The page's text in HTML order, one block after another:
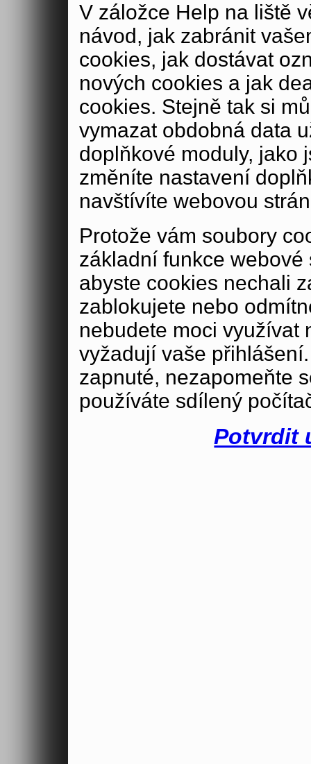
V záložce Help na liště
návod, jak zabránit
cookies, jak dostávat
nových cookies a jak
cookies. Stejně tak si
vymazat obdobná data
doplňkové moduly, jako
změníte nastavení
navštívíte webovou
Protože vám soubory
základní funkce
abyste cookies nechali
zablokujete nebo
nebudete moci využívat
vyžadují vaše
zapnuté, nezapomeňte
používáte sdílený
Potvrdit